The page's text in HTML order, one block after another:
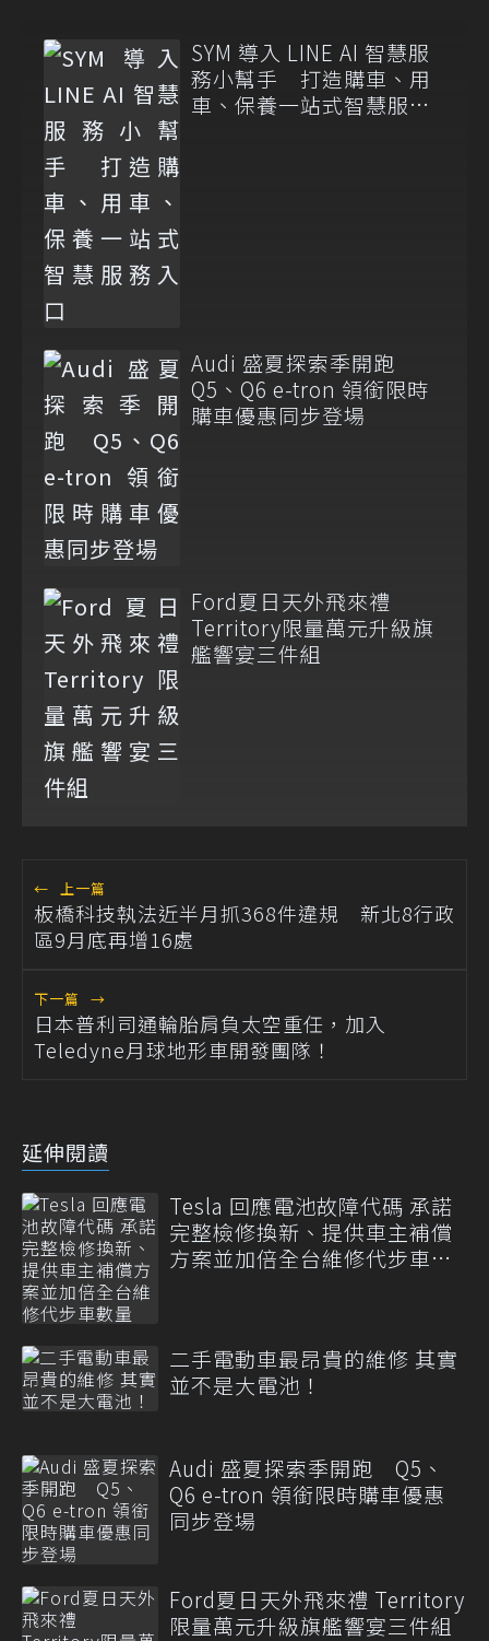
SYM 導入 LINE AI 智慧服
務小幫手 打造購車、用
車、保養一站式智慧服務
Audi 盛夏探索季開跑
Q5、Q6 e-tron 領銜限時
購車優惠同步登場
Ford夏日天外飛來禮
Territory限量萬元升級旗
艦響宴三件組
← 上一篇
板橋科技執法近半月抓368件違規 新北8行政
區9月底再增16處
下一篇 →
日本普利司通輪胎肩負太空重任，加入
Teledyne月球地形車開發團隊！
延伸閱讀
Tesla 回應電池故障代碼 承諾
完整檢修換新、提供車主補償
方案並加倍全台維修代步車數
二手電動車最昂貴的維修 其實
並不是大電池！
Audi 盛夏探索季開跑 Q5、
Q6 e-tron 領銜限時購車優惠
同步登場
Ford夏日天外飛來禮 Territory
限量萬元升級旗艦響宴三件組